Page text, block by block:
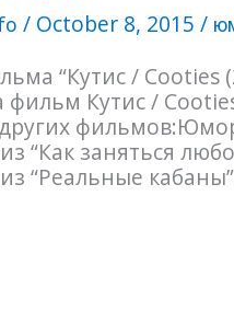
/ October 8, 2015/
“Кутис / Cooties
фильм Кутис /
“Как заняться
“Реальные